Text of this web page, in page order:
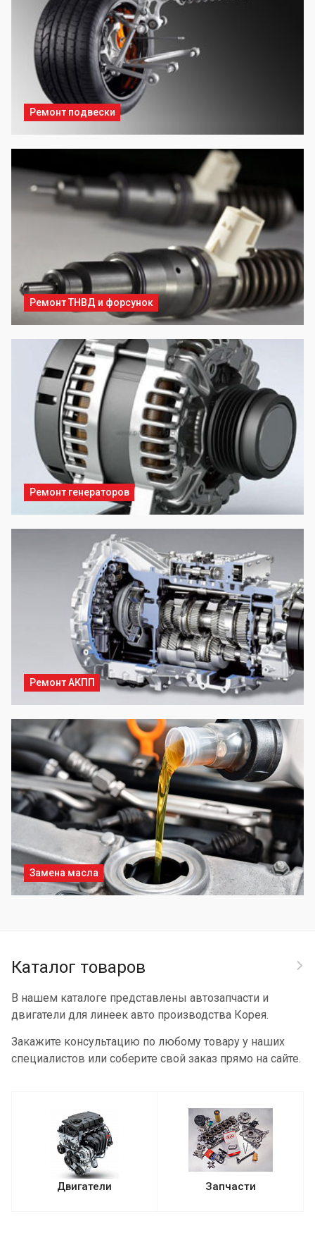
Ремонт подвески
Ремонт ТНВД и форсунок
Ремонт генераторов
Ремонт АКПП
Замена масла
Каталог товаров
В нашем каталоге представлены автозапчасти и
двигатели для линеек авто производства Корея.
Закажите консультацию по любому товару у наших
специалистов или соберите свой заказ прямо на сайте.
Двигатели Запчасти